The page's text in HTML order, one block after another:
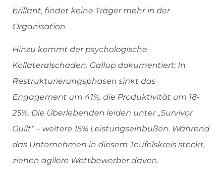
brillant, findet keine Träger mehr in der
Organisation.
Hinzu kommt der psychologische
Kollateralschaden. Gallup dokumentiert: In
Restrukturierungsphasen sinkt das
Engagement um 41%, die Produktivität um 18-
25%. Die Überlebenden leiden unter „Survivor
Guilt“ – weitere 15% Leistungseinbußen. Während
das Unternehmen in diesem Teufelskreis steckt,
ziehen agilere Wettbewerber davon.